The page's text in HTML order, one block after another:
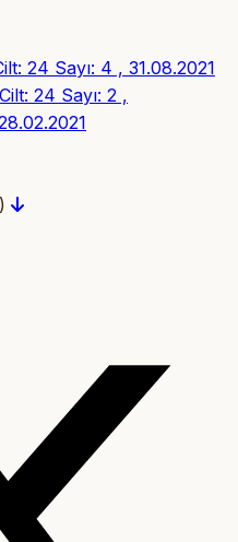
24 Sayı: 4 , 31.08.2021
Cilt: 24 Sayı: 2 ,